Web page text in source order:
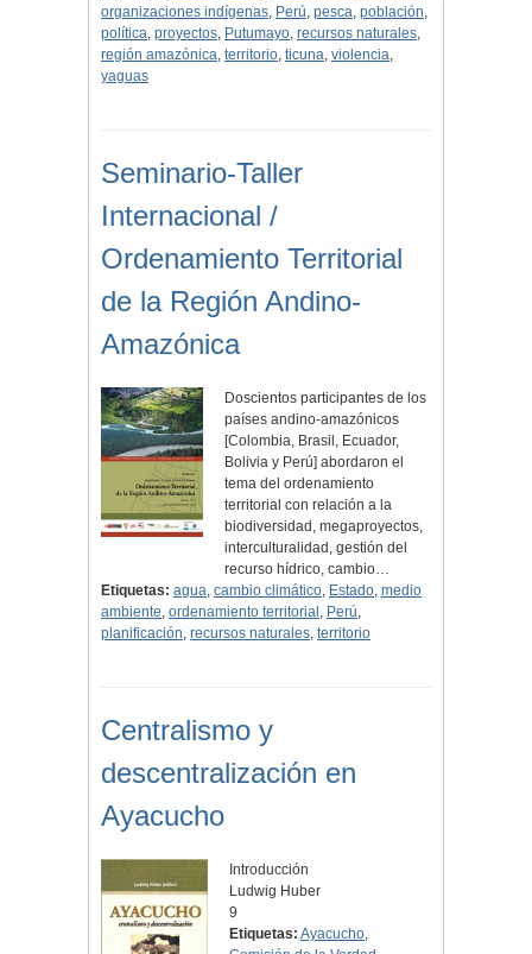
organizaciones indígenas, Perú, pesca, población,
política, proyectos, Putumayo, recursos naturales,
región amazónica, territorio, ticuna, violencia,
yaguas
Seminario-Taller
Internacional /
Ordenamiento Territorial
de la Región Andino-
Amazónica
Doscientos participantes de los
países andino-amazónicos
[Colombia, Brasil, Ecuador,
Bolivia y Perú] abordaron el
tema del ordenamiento
territorial con relación a la
biodiversidad, megaproyectos,
interculturalidad, gestión del
recurso hídrico, cambio…
Etiquetas: agua, cambio climático, Estado, medio
ambiente, ordenamiento territorial , Perú,
planificación, recursos naturales, territorio
Centralismo y
descentralización en
Ayacucho
Introducción
Ludwig Huber
9
Etiquetas: Ayacucho,